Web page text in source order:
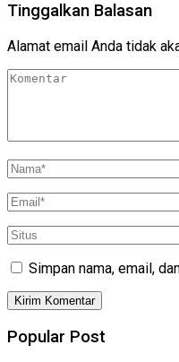
Tinggalkan Balasan
Alamat email Anda tidak
Simpan nama, email,
Popular Post